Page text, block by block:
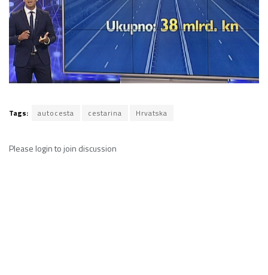
Tags: autocesta cestarina Hrvatska
Please loginto join discussion